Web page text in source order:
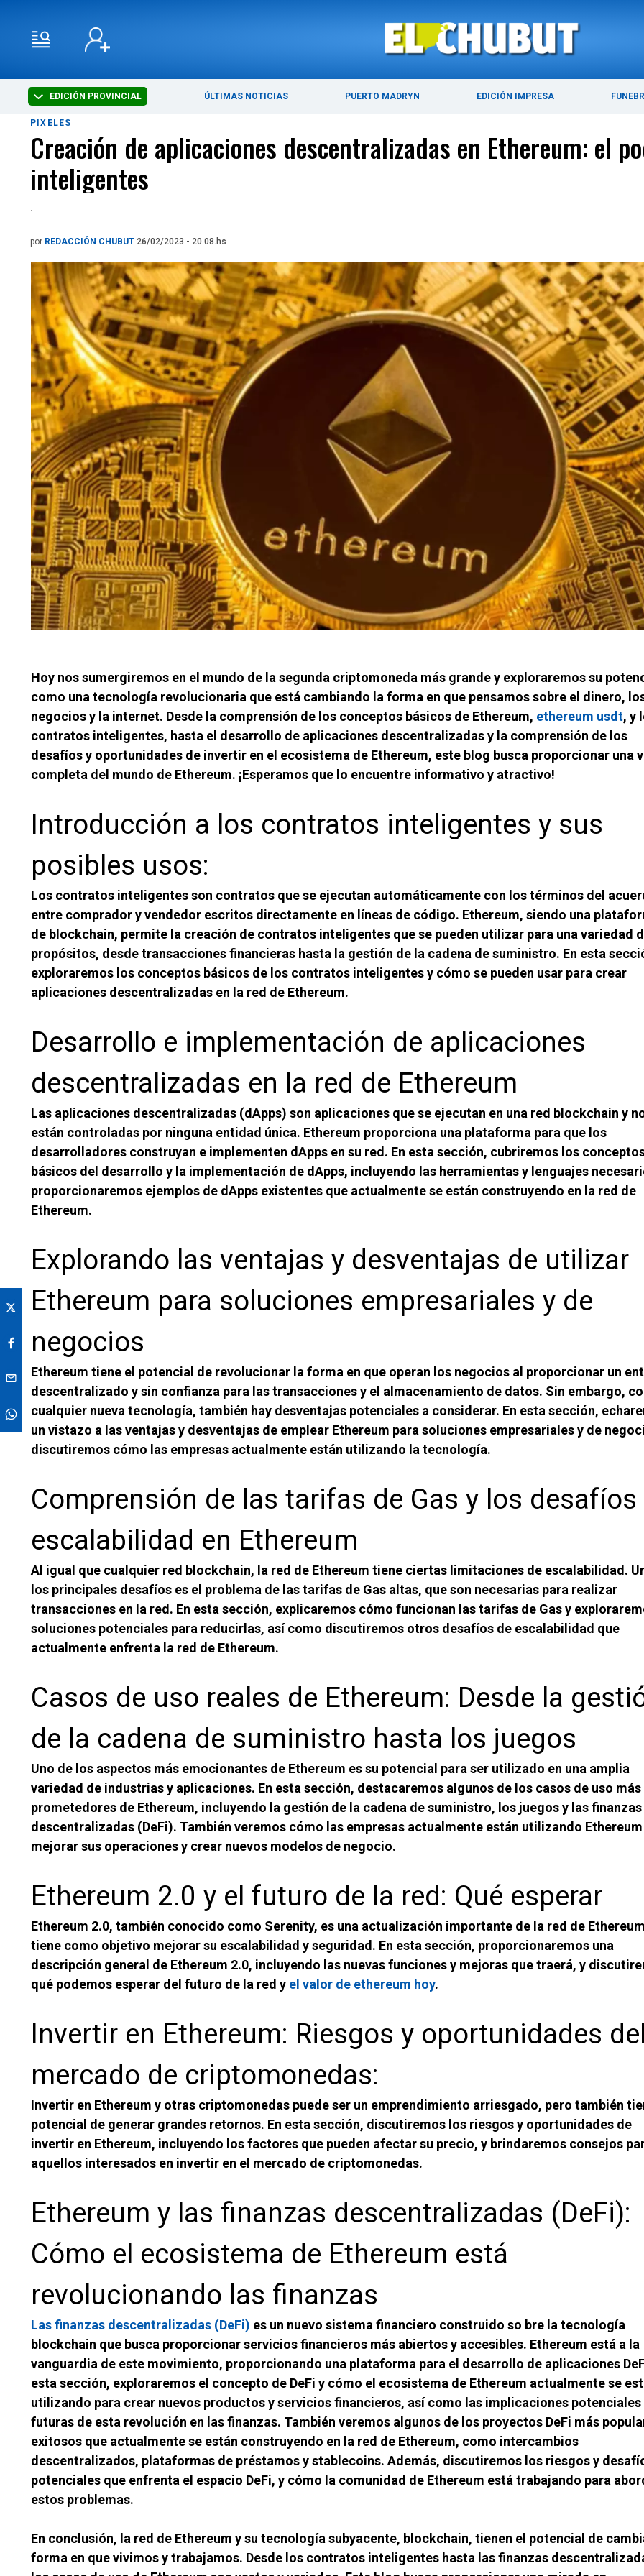
EDICIÓN PROVINCIAL ÚLTIMAS NOTICIAS PUERTO MADRYN EDICIÓN IMPRESA
ÚLTIMAS NOTICIAS PUERTO MADRYN
PIXELES
Creación de aplicaciones descentralizadas en Ethereum: el
inteligentes
.
por REDACCIÓN CHUBUT 26/02/2023 - 20.08.hs
Hoy nos sumergiremos en el mundo de la segunda criptomoneda más grande y exploraremos su
como una tecnología revolucionaria que está cambiando la forma en que pensamos sobre el dinero,
negocios y la internet. Desde la comprensión de los conceptos básicos de Ethereum, ethereum usdt, y
contratos inteligentes, hasta el desarrollo de aplicaciones descentralizadas y la comprensión de los
desafíos y oportunidades de invertir en el ecosistema de Ethereum, este blog busca proporcionar una
completa del mundo de Ethereum. ¡Esperamos que lo encuentre informativo y atractivo!
Introducción a los contratos inteligentes y sus
posibles usos:
Los contratos inteligentes son contratos que se ejecutan automáticamente con los términos del
entre comprador y vendedor escritos directamente en líneas de código. Ethereum, siendo una
de blockchain, permite la creación de contratos inteligentes que se pueden utilizar para una variedad
propósitos, desde transacciones financieras hasta la gestión de la cadena de suministro. En esta
exploraremos los conceptos básicos de los contratos inteligentes y cómo se pueden usar para crear
aplicaciones descentralizadas en la red de Ethereum.
Desarrollo e implementación de aplicaciones
descentralizadas en la red de Ethereum
Las aplicaciones descentralizadas (dApps) son aplicaciones que se ejecutan en una red blockchain y
están controladas por ninguna entidad única. Ethereum proporciona una plataforma para que los
desarrolladores construyan e implementen dApps en su red. En esta sección, cubriremos los
básicos del desarrollo y la implementación de dApps, incluyendo las herramientas y lenguajes
proporcionaremos ejemplos de dApps existentes que actualmente se están construyendo en la red de
Ethereum.
Explorando las ventajas y desventajas de utilizar
Ethereum para soluciones empresariales y de
negocios
Ethereum tiene el potencial de revolucionar la forma en que operan los negocios al proporcionar un
descentralizado y sin confianza para las transacciones y el almacenamiento de datos. Sin embargo,
cualquier nueva tecnología, también hay desventajas potenciales a considerar. En esta sección,
un vistazo a las ventajas y desventajas de emplear Ethereum para soluciones empresariales y de
discutiremos cómo las empresas actualmente están utilizando la tecnología.
Comprensión de las tarifas de Gas y los desafíos
escalabilidad en Ethereum
Al igual que cualquier red blockchain, la red de Ethereum tiene ciertas limitaciones de escalabilidad.
los principales desafíos es el problema de las tarifas de Gas altas, que son necesarias para realizar
transacciones en la red. En esta sección, explicaremos cómo funcionan las tarifas de Gas y
soluciones potenciales para reducirlas, así como discutiremos otros desafíos de escalabilidad que
actualmente enfrenta la red de Ethereum.
Casos de uso reales de Ethereum: Desde la
de la cadena de suministro hasta los juegos
Uno de los aspectos más emocionantes de Ethereum es su potencial para ser utilizado en una amplia
variedad de industrias y aplicaciones. En esta sección, destacaremos algunos de los casos de uso más
prometedores de Ethereum, incluyendo la gestión de la cadena de suministro, los juegos y las finanzas
descentralizadas (DeFi). También veremos cómo las empresas actualmente están utilizando Ethereum
mejorar sus operaciones y crear nuevos modelos de negocio.
Ethereum 2.0 y el futuro de la red: Qué esperar
Ethereum 2.0, también conocido como Serenity, es una actualización importante de la red de
tiene como objetivo mejorar su escalabilidad y seguridad. En esta sección, proporcionaremos una
descripción general de Ethereum 2.0, incluyendo las nuevas funciones y mejoras que traerá, y
qué podemos esperar del futuro de la red y el valor de ethereum hoy.
Invertir en Ethereum: Riesgos y oportunidades del
mercado de criptomonedas:
Invertir en Ethereum y otras criptomonedas puede ser un emprendimiento arriesgado, pero también
potencial de generar grandes retornos. En esta sección, discutiremos los riesgos y oportunidades de
invertir en Ethereum, incluyendo los factores que pueden afectar su precio, y brindaremos consejos
aquellos interesados en invertir en el mercado de criptomonedas.
Ethereum y las finanzas descentralizadas (DeFi):
Cómo el ecosistema de Ethereum está
revolucionando las finanzas
Las finanzas descentralizadas (DeFi) es un nuevo sistema financiero construido so bre la tecnología
blockchain que busca proporcionar servicios financieros más abiertos y accesibles. Ethereum está a la
vanguardia de este movimiento, proporcionando una plataforma para el desarrollo de aplicaciones
esta sección, exploraremos el concepto de DeFi y cómo el ecosistema de Ethereum actualmente se
utilizando para crear nuevos productos y servicios financieros, así como las implicaciones potenciales
futuras de esta revolución en las finanzas. También veremos algunos de los proyectos DeFi más
exitosos que actualmente se están construyendo en la red de Ethereum, como intercambios
descentralizados, plataformas de préstamos y stablecoins. Además, discutiremos los riesgos y
potenciales que enfrenta el espacio DeFi, y cómo la comunidad de Ethereum está trabajando para
estos problemas.
En conclusión, la red de Ethereum y su tecnología subyacente, blockchain, tienen el potencial de
forma en que vivimos y trabajamos. Desde los contratos inteligentes hasta las finanzas